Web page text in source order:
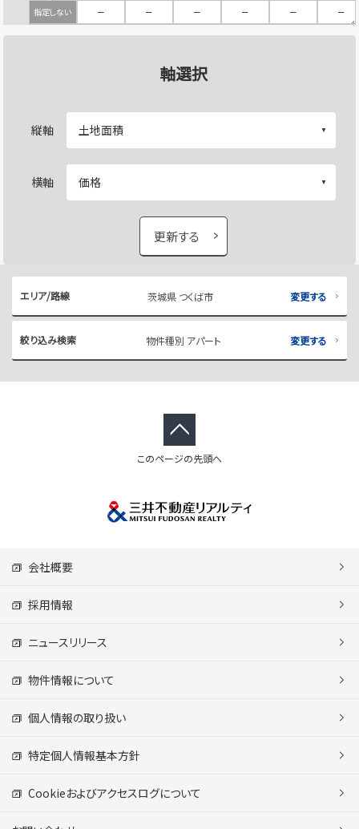
指定しない － － － － － －
軸選択
縦軸
横軸
更新する
エリア/路線 茨城県 つくば市 変更する
絞り込み検索 物件種別 アパート 変更する
このページの先頭へ
会社概要
採用情報
ニュースリリース
物件情報について
個人情報の取り扱い
特定個人情報基本方針
Cookieおよびアクセスログについて